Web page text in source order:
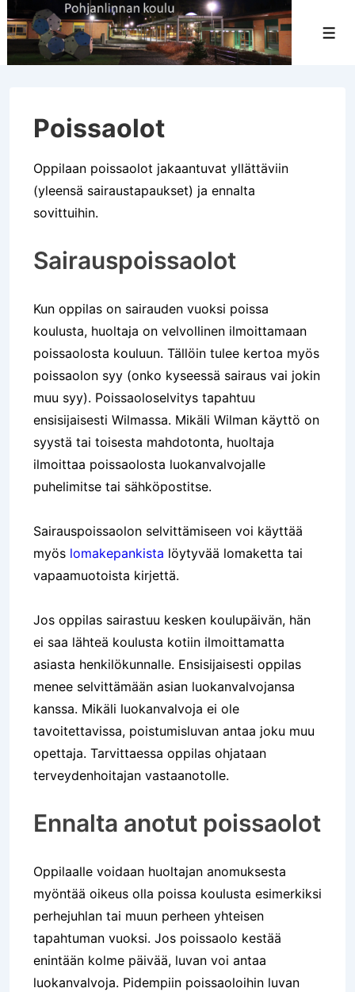
Siirry
pääsisältöön
Poissaolot
Oppilaan poissaolot jakaantuvat yllättäviin
(yleensä sairaustapaukset) ja ennalta
sovittuihin.
Sairauspoissaolot
Kun oppilas on sairauden vuoksi poissa
koulusta, huoltaja on velvollinen ilmoittamaan
poissaolosta kouluun. Tällöin tulee kertoa myös
poissaolon syy (onko kyseessä sairaus vai jokin
muu syy). Poissaoloselvitys tapahtuu
ensisijaisesti Wilmassa. Mikäli Wilman käyttö on
syystä tai toisesta mahdotonta, huoltaja
ilmoittaa poissaolosta luokanvalvojalle
puhelimitse tai sähköpostitse.
Sairauspoissaolon selvittämiseen voi käyttää
myös lomakepankista löytyvää lomaketta tai
vapaamuotoista kirjettä.
Jos oppilas sairastuu kesken koulupäivän, hän
ei saa lähteä koulusta kotiin ilmoittamatta
asiasta henkilökunnalle. Ensisijaisesti oppilas
menee selvittämään asian luokanvalvojansa
kanssa. Mikäli luokanvalvoja ei ole
tavoitettavissa, poistumisluvan antaa joku muu
opettaja. Tarvittaessa oppilas ohjataan
terveydenhoitajan vastaanotolle.
Ennalta anotut poissaolot
Oppilaalle voidaan huoltajan anomuksesta
myöntää oikeus olla poissa koulusta esimerkiksi
perhejuhlan tai muun perheen yhteisen
tapahtuman vuoksi. Jos poissaolo kestää
enintään kolme päivää, luvan voi antaa
luokanvalvoja. Pidempiin poissaoloihin luvan